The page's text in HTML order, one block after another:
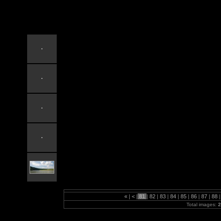
« | < | 81 | 82 | 83 | 84 | 85 | 86 | 87 | 88 |
Total images: